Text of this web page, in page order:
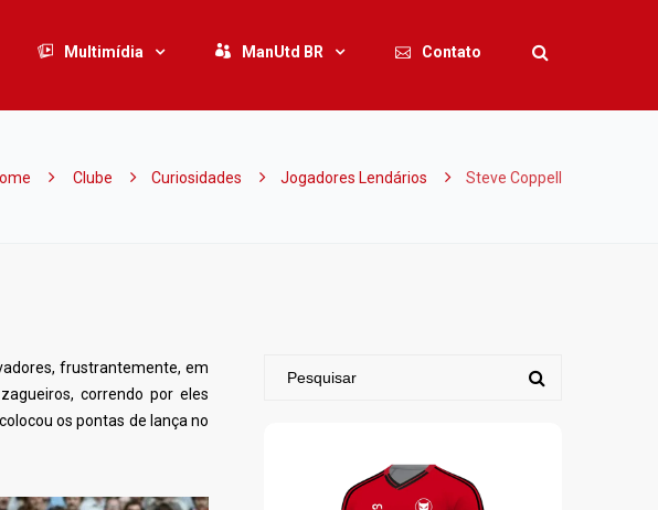
Multimídia ManUtd BR Contato
Clube Curiosidades Jogadores Lendários Steve Coppell
frustrantemente, em
correndo por eles
os pontas de lança no